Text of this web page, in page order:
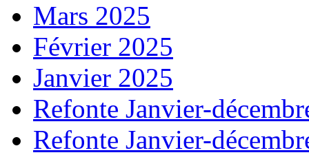
Mars 2025
Février 2025
Janvier 2025
Refonte Janvier-
Refonte Janvier-